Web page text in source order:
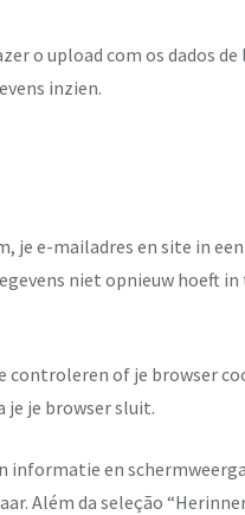
o upload com os dados de
inzien.
je e-mailadres en site in
niet opnieuw hoeft
controleren of je browser
je je browser sluit.
en
Além da seleção